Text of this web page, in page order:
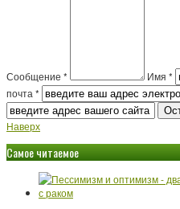
Сообщение * Имя *
почта *
Наверх
Самое читаемое